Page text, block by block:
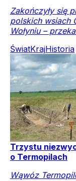
Zakończyły się
polskich wsiach
Wołyniu –
ŚwiatKrajHistoria
Trzystu
o Termopilach
Wąwóz